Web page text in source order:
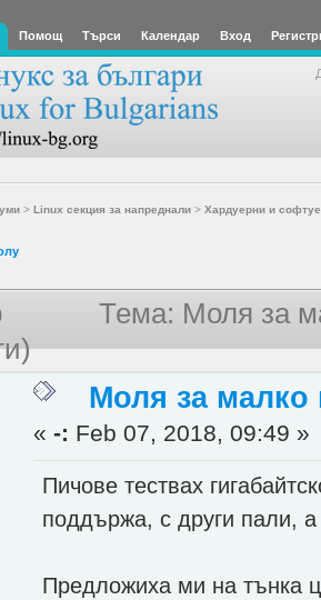
Помощ Търси Календар Вход
> Linux секция за напреднали> Хардуерни и
Тема: Моля за
Моля за
«-: Feb 07, 2018, 09:49 »
Пичове тествах
поддържа, с други пали,
Предложиха ми на тънка